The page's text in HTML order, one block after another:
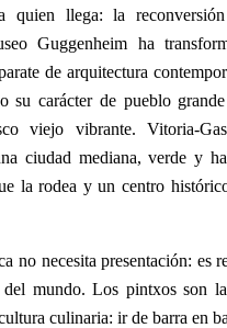
quien llega: la
Guggenheim ha
de arquitectura
su carácter de pueblo
viejo vibrante. Vitoria-
ciudad mediana, verde y
la rodea y un centro
no necesita presentación: es
mundo. Los pintxos son
culinaria: ir de barra en